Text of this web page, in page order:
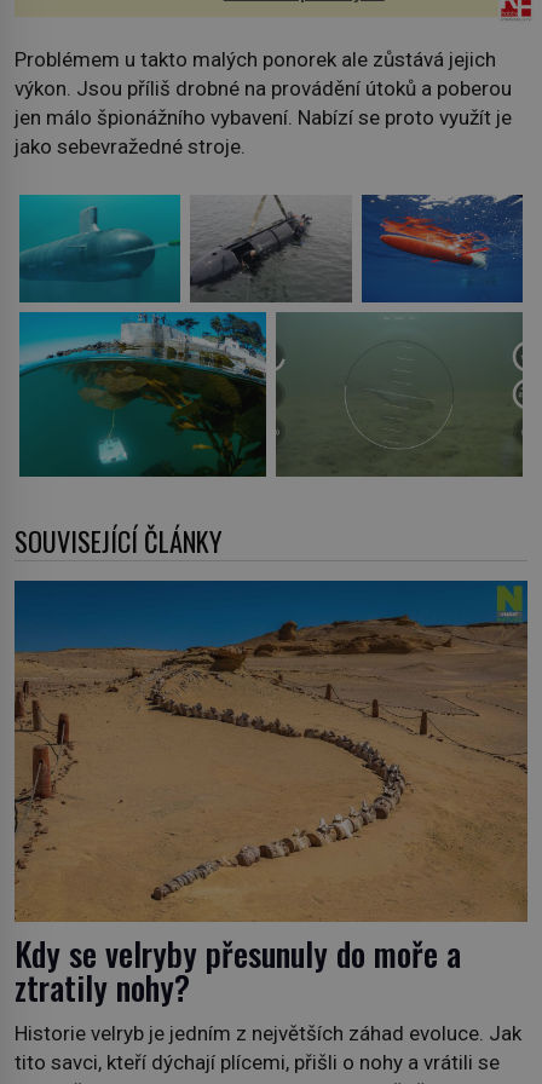
Problémem u takto malých ponorek ale zůstává jejich
výkon. Jsou příliš drobné na provádění útoků a poberou
jen málo špionážního vybavení. Nabízí se proto využít je
jako sebevražedné stroje.
SOUVISEJÍCÍ ČLÁNKY
Kdy se velryby přesunuly do moře a
ztratily nohy?
Historie velryb je jedním z největších záhad evoluce. Jak
tito savci, kteří dýchají plícemi, přišli o nohy a vrátili se